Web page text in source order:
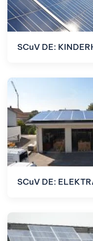
SCuV DE:
SCuV DE: